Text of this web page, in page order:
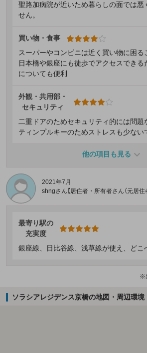
聖路加病院が近いため暮らしの面では悪
せん。
買い物・食事
スーパーやコンビニは近く買い物に困る
日本橋や銀座にも徒歩でアクセスできる
についても便利
外観・共用部・
セキュリティ
二重ドアのためセキュリティ的には問題
ティンプルキーのためストレスも少ない
他の項目も見る
2021年7月
shngさん【居住者・所有者さん（元居住
最寄り駅の
充実度
銀座線、日比谷線、浅草線が使え、どこ
※
ソラシアレジデンス京橋の地図・周辺環境